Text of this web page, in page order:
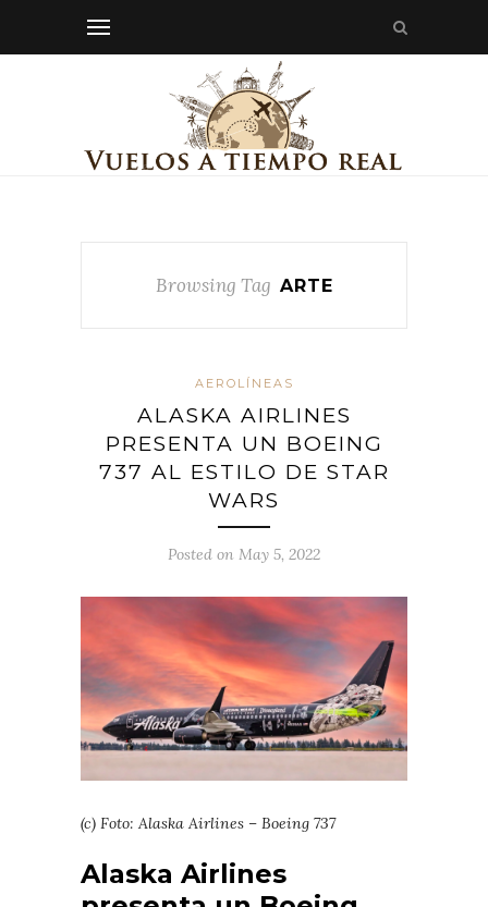
Browsing Tag ARTE
AEROLÍNEAS
ALASKA AIRLINES
PRESENTA UN BOEING
737 AL ESTILO DE STAR
WARS
Posted on May 5, 2022
(c) Foto: Alaska Airlines – Boeing 737
Alaska Airlines